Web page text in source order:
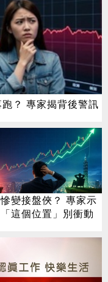
？ 專家揭背後警訊
變接盤俠？ 專家示
這個位置」別衝動